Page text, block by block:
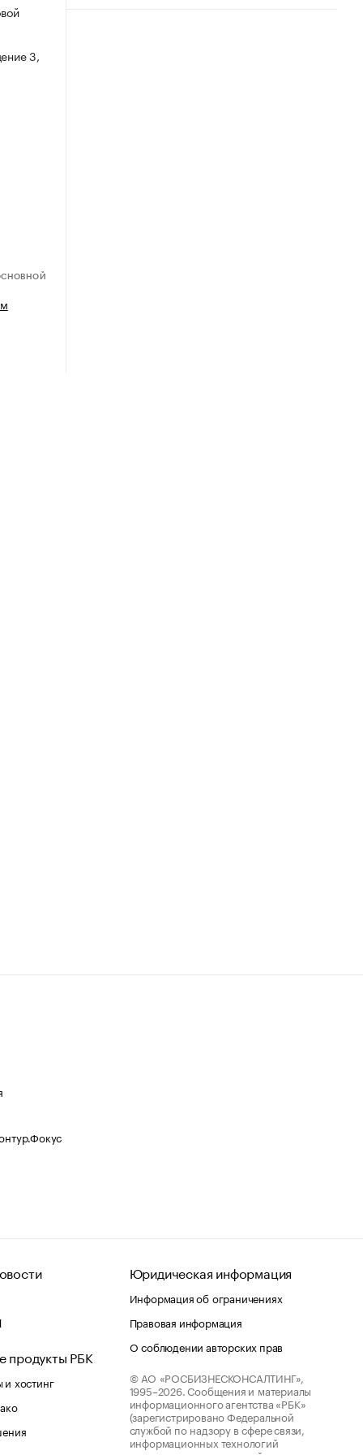
3,
продукты РБК
хостинг
Юридическая информация
Информация об ограничениях
Правовая информация
О соблюдении авторских прав
© АО «РОСБИЗНЕСКОНСАЛТИНГ»,
1995–2026. Сообщения и материалы
информационного агентства «РБК»
(зарегистрировано Федеральной
службой по надзору в сфере связи,
информационных технологий